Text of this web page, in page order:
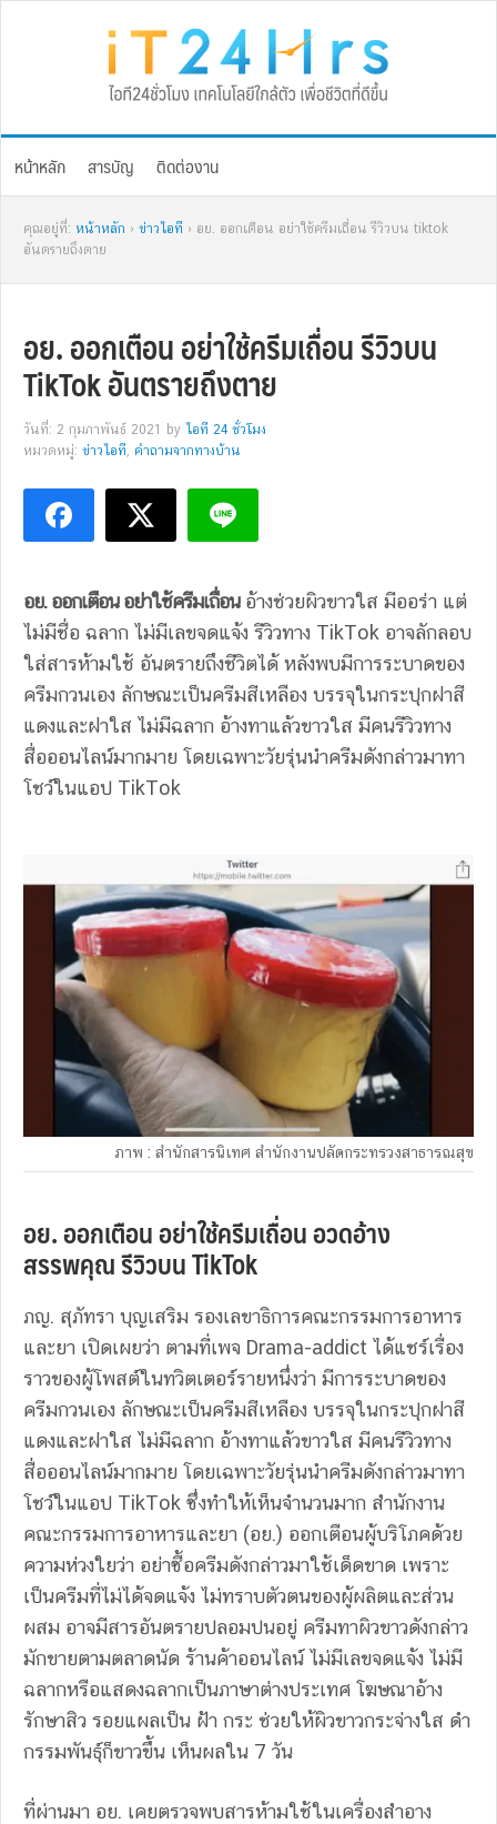
หน้าหลัก สารบัญ ติดต่องาน
คุณอยู่ที่: หน้าหลัก › ข่าวไอที › อย. ออกเตือน อย่าใช้ครีมเถื่อน รีวิวบน tiktok
อันตรายถึงตาย
อย. ออกเตือน อย่าใช้ครีมเถื่อน รีวิวบน
TikTok อันตรายถึงตาย
วันที่: 2 กุมภาพันธ์ 2021 by ไอที 24 ชั่วโมง
หมวดหมู่: ข่าวไอที, คำถามจากทางบ้าน
อย. ออกเตือน อย่าใช้ครีมเถื่อนอ้างช่วยผิวขาวใส มีออร่า แต่
ไม่มีชื่อ ฉลาก ไม่มีเลขจดแจ้ง รีวิวทาง TikTok อาจลักลอบ
ใส่สารห้ามใช้ อันตรายถึงชีวิตได้ หลังพบมีการระบาดของ
ครีมกวนเอง ลักษณะเป็นครีมสีเหลือง บรรจุในกระปุกฝาสี
แดงและฝาใส ไม่มีฉลาก อ้างทาแล้วขาวใส มีคนรีวิวทาง
สื่อออนไลน์มากมาย โดยเฉพาะวัยรุ่นนำครีมดังกล่าวมาทา
โชว์ในแอป TikTok
ภาพ : สำนักสารนิเทศ สำนักงานปลัดกระทรวงสาธารณสุข
อย. ออกเตือน อย่าใช้ครีมเถื่อน อวดอ้าง
สรรพคุณ รีวิวบน TikTok
ภญ. สุภัทรา บุญเสริม รองเลขาธิการคณะกรรมการอาหาร
และยา เปิดเผยว่า ตามที่เพจ Drama-addict ได้แชร์เรื่อง
ราวของผู้โพสต์ในทวิตเตอร์รายหนึ่งว่า มีการระบาดของ
ครีมกวนเอง ลักษณะเป็นครีมสีเหลือง บรรจุในกระปุกฝาสี
แดงและฝาใส ไม่มีฉลาก อ้างทาแล้วขาวใส มีคนรีวิวทาง
สื่อออนไลน์มากมาย โดยเฉพาะวัยรุ่นนำครีมดังกล่าวมาทา
โชว์ในแอป TikTok ซึ่งทำให้เห็นจำนวนมาก สำนักงาน
คณะกรรมการอาหารและยา (อย.) ออกเตือนผู้บริโภคด้วย
ความห่วงใยว่า อย่าซื้อครีมดังกล่าวมาใช้เด็ดขาด เพราะ
เป็นครีมที่ไม่ได้จดแจ้ง ไม่ทราบตัวตนของผู้ผลิตและส่วน
ผสม อาจมีสารอันตรายปลอมปนอยู่ ครีมทาผิวขาวดังกล่าว
มักขายตามตลาดนัด ร้านค้าออนไลน์ ไม่มีเลขจดแจ้ง ไม่มี
ฉลากหรือแสดงฉลากเป็นภาษาต่างประเทศ โฆษณาอ้าง
รักษาสิว รอยแผลเป็น ฝ้า กระ ช่วยให้ผิวขาวกระจ่างใส ดำ
กรรมพันธุ์ก็ขาวขึ้น เห็นผลใน 7 วัน
ที่ผ่านมา อย. เคยตรวจพบสารห้ามใช้ในเครื่องสำอาง